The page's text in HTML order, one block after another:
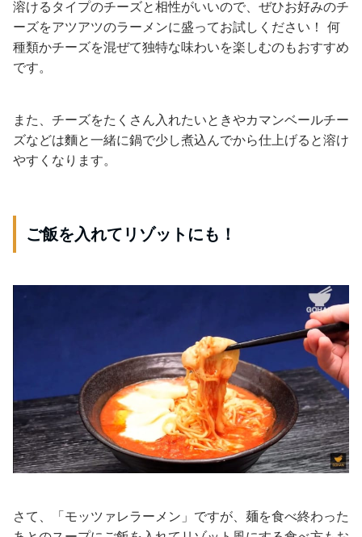
溶けるタイプのチーズと相性がいいので、ぜひお好みのチ
ーズをアツアツのラーメンに盛ってお試しください！ 何
種類かチーズを混ぜて独特な味わいを楽しむのもおすすめ
です。
また、チーズをたくさん入れたいときやカマンベールチー
ズなどは麵と一緒に鍋で少し煮込んでから仕上げると溶け
やすくなります。
ご飯を入れてリゾットにも！
さて、「モッツァレラーメン」ですが、麺を食べ終わった